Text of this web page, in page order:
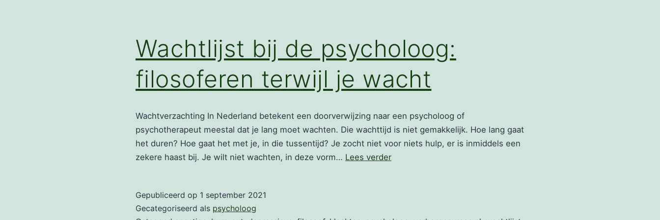
Wachtlijst bij de psycholoog:
filosoferen terwijl je wacht
Wachtverzachting In Nederland betekent een doorverwijzing naar een psycholoog of
psychotherapeut meestal dat je lang moet wachten. Die wachttijd is niet gemakkelijk. Hoe lang gaat
het duren? Hoe gaat het met je, in die tussentijd? Je zocht niet voor niets hulp, er is inmiddels een
zekere haast bij. Je wilt niet wachten, in deze vorm… Lees verderWachtlijst
Gepubliceerd op 1 september 2021
Gecategoriseerd als psycholoog